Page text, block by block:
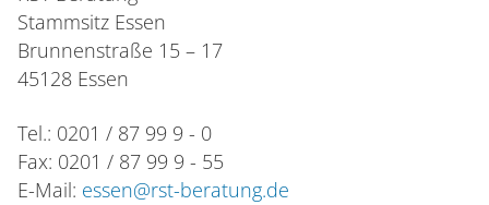
Stammsitz Essen
Brunnenstraße 15 – 17
45128 Essen
Tel.: 0201 / 87 99 9 - 0
Fax: 0201 / 87 99 9 - 55
E-Mail: essen@rst-beratung.de